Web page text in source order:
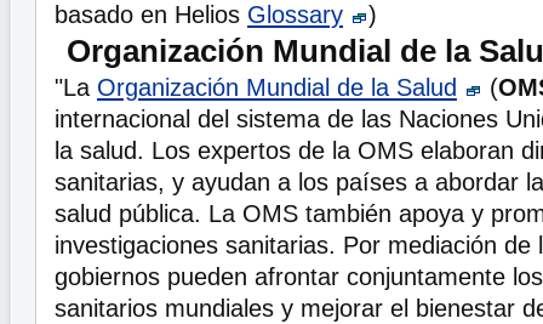
basado en Helios Glossary )
Organización Mundial de la
"La Organización Mundial de la Salud (
internacional del sistema de las Naciones
la salud. Los expertos de la OMS elaboran
sanitarias, y ayudan a los países a abordar
salud pública. La OMS también apoya y
investigaciones sanitarias. Por mediación de
gobiernos pueden afrontar conjuntamente
sanitarios mundiales y mejorar el bienestar